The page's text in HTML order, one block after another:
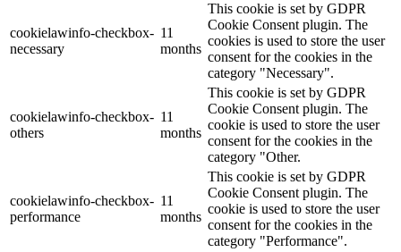
cookielawinfo-checkbox-
necessary
11
months
This cookie is set by GDPR
Cookie Consent plugin. The
cookies is used to store the user
consent for the cookies in the
category "Necessary".
cookielawinfo-checkbox-
others
11
months
This cookie is set by GDPR
Cookie Consent plugin. The
cookie is used to store the user
consent for the cookies in the
category "Other.
cookielawinfo-checkbox-
performance
11
months
This cookie is set by GDPR
Cookie Consent plugin. The
cookie is used to store the user
consent for the cookies in the
category "Performance".